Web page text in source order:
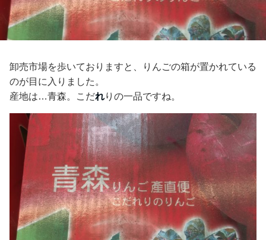
卸売市場を歩いておりますと、りんごの箱が置かれている
のが目に入りました。
産地は…青森。こだれりの一品ですね。